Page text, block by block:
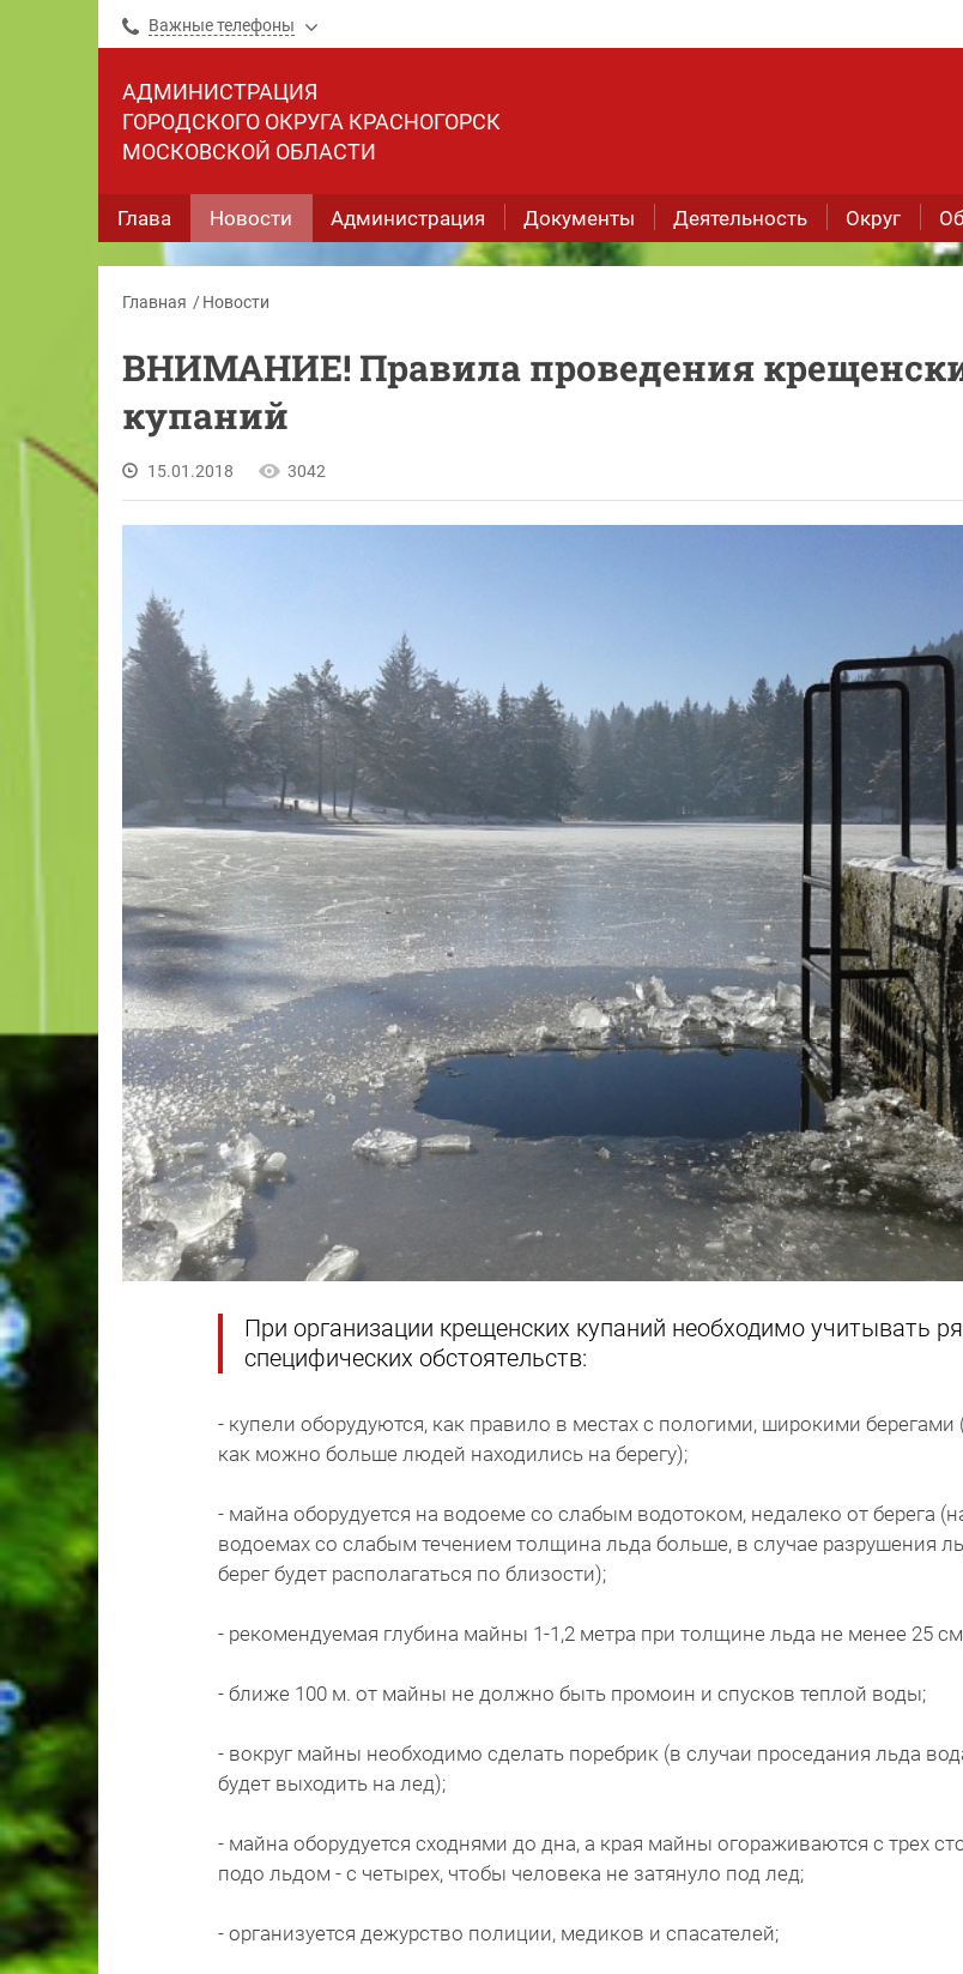
Важные телефоны
АДМИНИСТРАЦИЯ
ГОРОДСКОГО ОКРУГА КРАСНОГОРСК
МОСКОВСКОЙ ОБЛАСТИ
Глава Новости Администрация Документы Деятельность Округ
Главная Новости
ВНИМАНИЕ! Правила проведения
купаний
15.01.2018 3042
При организации крещенских купаний необходимо учитывать
специфических обстоятельств:
- купели оборудуются, как правило в местах с пологими, широкими берегами
как можно больше людей находились на берегу);
- майна оборудуется на водоеме со слабым водотоком, недалеко от берега
водоемах со слабым течением толщина льда больше, в случае разрушения
берег будет располагаться по близости);
- рекомендуемая глубина майны 1-1,2 метра при толщине льда не менее 25
- ближе 100 м. от майны не должно быть промоин и спусков теплой воды;
- вокруг майны необходимо сделать поребрик (в случаи проседания льда
будет выходить на лед);
- майна оборудуется сходнями до дна, а края майны огораживаются с трех
подо льдом - с четырех, чтобы человека не затянуло под лед;
- организуется дежурство полиции, медиков и спасателей;